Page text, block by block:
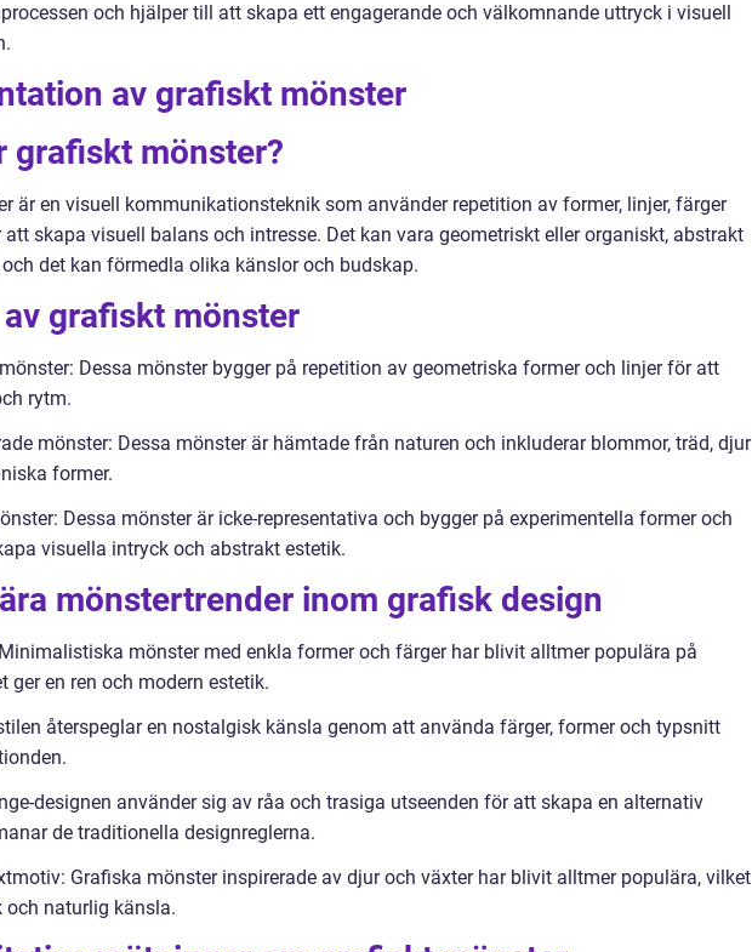
och hjälper till att skapa ett engagerande och välkomnande uttryck i visuell
av grafiskt mönster
grafiskt mönster?
är en visuell kommunikationsteknik som använder repetition av former, linjer, färger
skapa visuell balans och intresse. Det kan vara geometriskt eller organiskt, abstrakt
det kan förmedla olika känslor och budskap.
av grafiskt mönster
Dessa mönster bygger på repetition av geometriska former och linjer för att
rytm.
mönster: Dessa mönster är hämtade från naturen och inkluderar blommor, träd, djur
former.
Dessa mönster är icke-representativa och bygger på experimentella former och
visuella intryck och abstrakt estetik.
mönstertrender inom grafisk design
mönster med enkla former och färger har blivit alltmer populära på
ger en ren och modern estetik.
återspeglar en nostalgisk känsla genom att använda färger, former och typsnitt
designen använder sig av råa och trasiga utseenden för att skapa en alternativ
de traditionella designreglerna.
Grafiska mönster inspirerade av djur och växter har blivit alltmer populära, vilket
och naturlig känsla.